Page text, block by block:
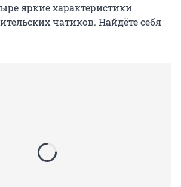
яркие характеристики
чатиков. Найдёте себя